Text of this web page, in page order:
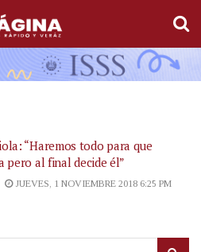
“Haremos todo para que
pero al final decide él”
JUEVES, 1 NOVIEMBRE 2018 6:25 PM